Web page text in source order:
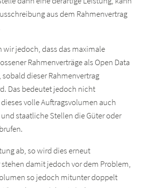
aus dem Rahmenvertrag
wir jedoch, dass das maximale
Rahmenverträge als Open Data
dieser Rahmenvertrag
Das bedeutet jedoch nicht
volle Auftragsvolumen auch
staatliche Stellen die Güter oder
ab, so wird dies erneut
damit jedoch vor dem Problem,
so jedoch mitunter doppelt